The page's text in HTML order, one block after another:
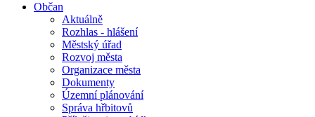
Občan
Aktuálně
Rozhlas - hlášení
Městský úřad
Rozvoj města
Organizace města
Dokumenty
Územní plánování
Správa hřbitovů